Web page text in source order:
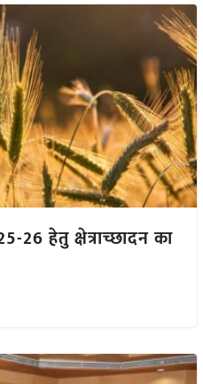
26 हेतु क्षेत्राच्छादन का